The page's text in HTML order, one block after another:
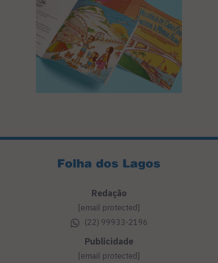
Redação
[email protected]
(22) 99933-2196
Publicidade
[email protected]